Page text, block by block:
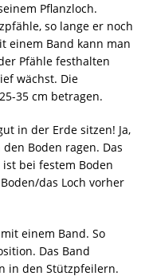
Pflanzloch.
so lange er noch
einem Band kann man
Pfähle festhalten
wächst. Die
35 cm betragen.
in der Erde sitzen! Ja,
Boden ragen. Das
bei festem Boden
das Loch vorher
einem Band. So
Das Band
in den Stützpfeilern.